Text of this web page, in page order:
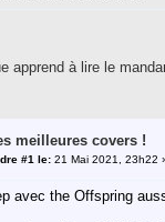
apprend à lire le
meilleures covers !
#1 le: 21 Mai 2021, 23h22
avec the Offspring